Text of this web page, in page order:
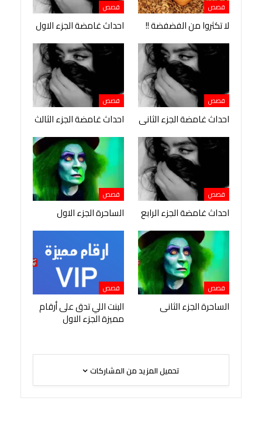
قصص
لا تكثروا من الفضفضة !!
قصص
احداث غامضة الجزء الاول
قصص
احداث غامضة الجزء الثانى
قصص
احداث غامضة الجزء الثالث
قصص
احداث غامضة الجزء الرابع
قصص
الساحرة الجزء الاول
قصص
الساحرة الجزء الثانى
قصص
البنت اللي تدق على أرقام
مميزة الجزء الاول
تحميل المزيد من المشاركات